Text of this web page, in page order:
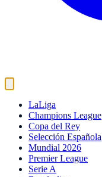
LaLiga
Champions League
Copa del Rey
Selección Española
Mundial 2026
Premier League
Serie A